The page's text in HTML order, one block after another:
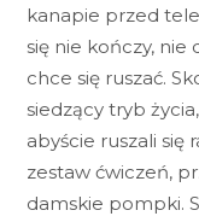
kanapie przed
się nie kończy, nie
chce się ruszać.
siedzący tryb
abyście ruszali się
zestaw ćwiczeń,
damskie pompki.